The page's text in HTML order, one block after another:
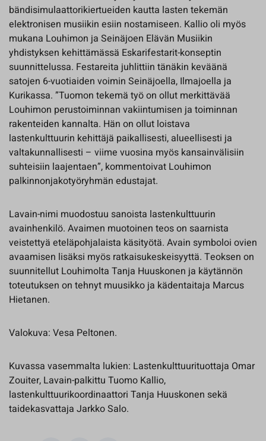
bändisimulaattorikiertueiden kautta lasten tekemän
elektronisen musiikin esiin nostamiseen. Kallio oli myös
mukana Louhimon ja Seinäjoen Elävän Musiikin
yhdistyksen kehittämässä Eskarifestarit-konseptin
suunnittelussa. Festareita juhlittiin tänäkin keväänä
satojen 6-vuotiaiden voimin Seinäjoella, Ilmajoella ja
Kurikassa. ”Tuomon tekemä työ on ollut merkittävää
Louhimon perustoiminnan vakiintumisen ja toiminnan
rakenteiden kannalta. Hän on ollut loistava
lastenkulttuurin kehittäjä paikallisesti, alueellisesti ja
valtakunnallisesti – viime vuosina myös kansainvälisiin
suhteisiin laajentaen”, kommentoivat Louhimon
palkinnonjakotyöryhmän edustajat.
Lavain-nimi muodostuu sanoista lastenkulttuurin
avainhenkilö. Avaimen muotoinen teos on saarnista
veistettyä eteläpohjalaista käsityötä. Avain symboloi ovien
avaamisen lisäksi myös ratkaisukeskeisyyttä. Teoksen on
suunnitellut Louhimolta Tanja Huuskonen ja käytännön
toteutuksen on tehnyt muusikko ja kädentaitaja Marcus
Hietanen.
Valokuva: Vesa Peltonen.
Kuvassa vasemmalta lukien: Lastenkulttuurituottaja Omar
Zouiter, Lavain-palkittu Tuomo Kallio,
lastenkulttuurikoordinaattori Tanja Huuskonen sekä
taidekasvattaja Jarkko Salo.